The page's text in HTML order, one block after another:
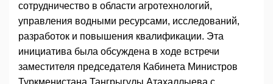
сотрудничество в области агротехнологий,
управления водными ресурсами, исследований,
разработок и повышения квалификации. Эта
инициатива была обсуждена в ходе встречи
заместителя председателя Кабинета Министров
Туркменистана Тангрыгулы Атахаллыева с